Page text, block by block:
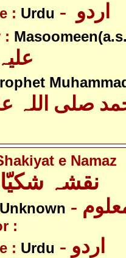
: Urdu
:
صلی اللہ
e Namaz
نقشہ
Unknown معلوم
:
: Urdu - اردو